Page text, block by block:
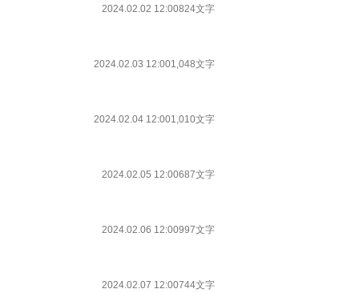
2024.02.02 12:00824文字
2024.02.03 12:001,048文字
2024.02.04 12:001,010文字
2024.02.05 12:00687文字
2024.02.06 12:00997文字
2024.02.07 12:00744文字